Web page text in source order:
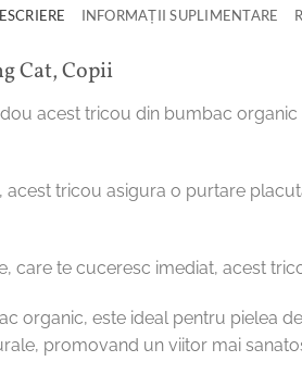
INFORMAȚII SUPLIMENTARE
Cat, Copii
acest tricou din bumbac
tricou asigura o purtare
care te cuceresc imediat, acest
organic, este ideal pentru pielea
promovand un viitor mai